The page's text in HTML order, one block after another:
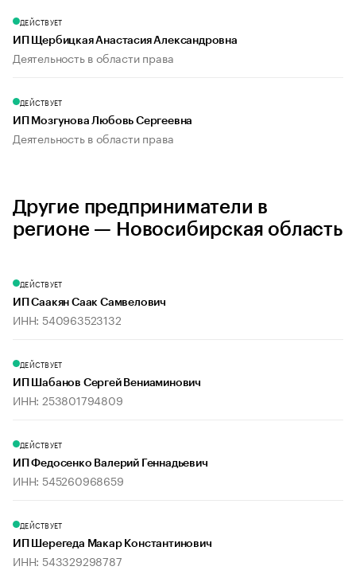
ДЕЙСТВУЕТ
ИП Щербицкая Анастасия Александровна
Деятельность в области права
ДЕЙСТВУЕТ
ИП Мозгунова Любовь Сергеевна
Деятельность в области права
Другие предприниматели в
регионе — Новосибирская область
ДЕЙСТВУЕТ
ИП Саакян Саак Самвелович
ИНН: 540963523132
ДЕЙСТВУЕТ
ИП Шабанов Сергей Вениаминович
ИНН: 253801794809
ДЕЙСТВУЕТ
ИП Федосенко Валерий Геннадьевич
ИНН: 545260968659
ДЕЙСТВУЕТ
ИП Шерегеда Макар Константинович
ИНН: 543329298787